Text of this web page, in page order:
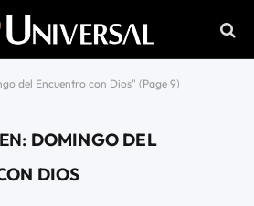
del Encuentro con Dios" (Page 9)
DOMINGO DEL
DIOS